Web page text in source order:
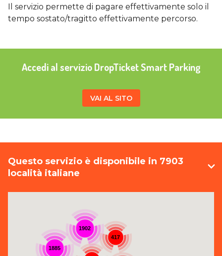
Il servizio permette di pagare effettivamente solo il
tempo sostato/tragitto effettivamente percorso.
Accedi al servizio DropTicket Smart Parking
VAI AL SITO
Questo servizio è disponibile in 7903
località italiane
1885
1902
417